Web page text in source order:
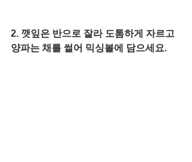
2. 깻잎은 반으로 잘라 도톰하게 자르고
양파는 채를 썰어 믹싱볼에 담으세요.